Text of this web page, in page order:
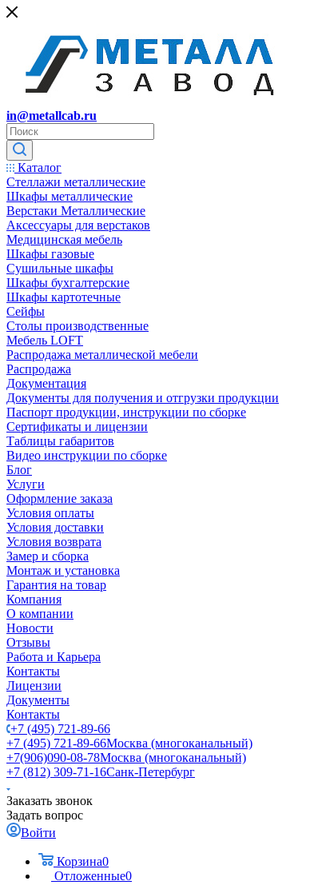
in@metallcab.ru
Каталог
Стеллажи металлические
Шкафы металлические
Верстаки Металлические
Аксессуары для верстаков
Медицинская мебель
Шкафы газовые
Сушильные шкафы
Шкафы бухгалтерские
Шкафы картотечные
Сейфы
Столы производственные
Мебель LOFT
Распродажа металлической мебели
Распродажа
Документация
Документы для получения и отгрузки продукции
Паспорт продукции, инструкции по сборке
Сертификаты и лицензии
Таблицы габаритов
Видео инструкции по сборке
Блог
Услуги
Оформление заказа
Условия оплаты
Условия доставки
Условия возврата
Замер и сборка
Монтаж и установка
Гарантия на товар
Компания
О компании
Новости
Отзывы
Работа и Карьера
Контакты
Лицензии
Документы
Контакты
+7 (495) 721-89-66
+7 (495) 721-89-66Москва (многоканальный)
+7(906)090-08-78Москва (многоканальный)
+7 (812) 309-71-16Санк-Петербург
Заказать звонок
Задать вопрос
Войти
Корзина0
Отложенные0